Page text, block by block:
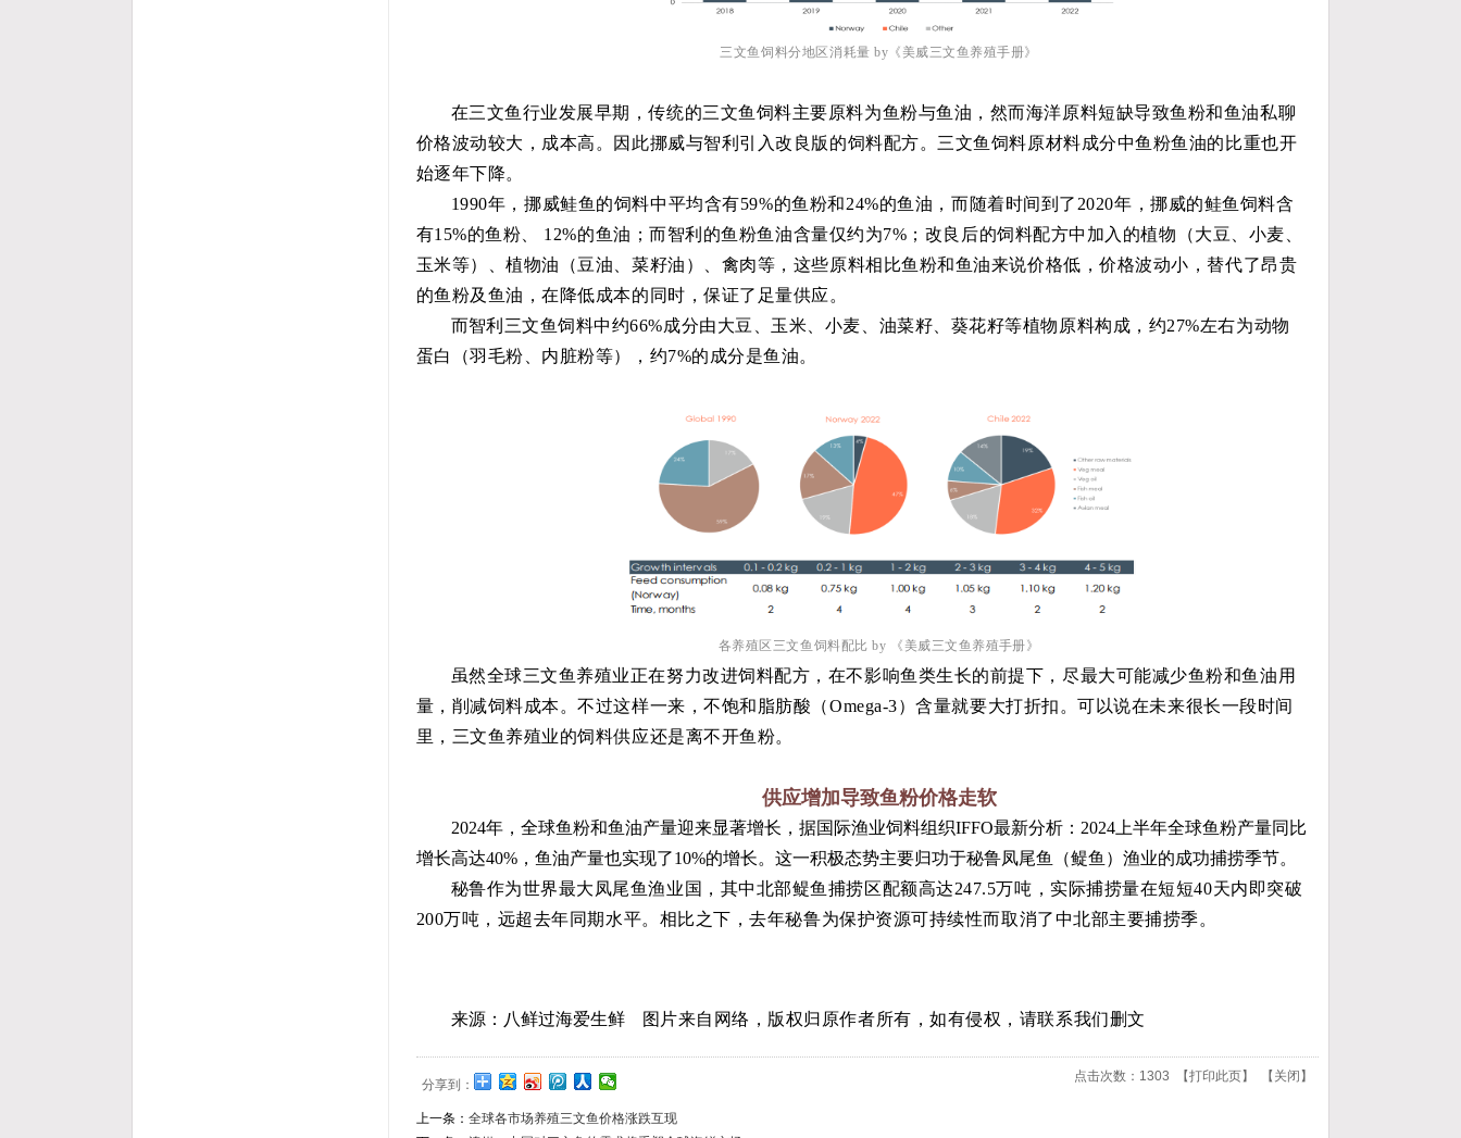
三文鱼饲料分地区消耗量 by 《美威三文鱼养殖手册》
在三文鱼行业发展早期，传统的三文鱼饲料主要原料为鱼粉与鱼油 ， 然而海洋原料短缺导致鱼粉和鱼油私聊
价格波动较大，成本高。因此挪威与智利引入改良版的饲料配方。三文鱼饲料原材料成分中鱼粉鱼油的比重也开
始逐年下降。
1990年，挪威鲑鱼的饲料中平均含有59%的鱼粉和24%的鱼油 ， 而随着时间到了2020年，挪威的鲑鱼饲料含
有15%的鱼粉、 12%的鱼油 ；而智利的鱼粉鱼油含量仅约为7%；改良后的饲料配方中加入的植物（大豆、小麦、
玉米等）、植物油（豆油、菜籽油）、禽肉等，这些原料相比鱼粉和鱼油来说价格低，价格波动小，替代了昂贵
的鱼粉及鱼油，在降低成本的同时，保证了足量供应。
而智利三文鱼饲料中约66%成分由大豆、玉米、小麦、油菜籽、葵花籽等植物原料构成，约27%左右为动物
蛋白（羽毛粉、内脏粉等），约7%的成分是鱼油。
各养殖区三文鱼饲料配比 by 《 美威三文鱼养殖手册》
虽然全球三文鱼养殖业正在努力改进饲料配方，在不影响鱼类生长的前提下，尽最大可能减少鱼粉和鱼油用
量，削减饲料成本。不过这样一来，不饱和脂肪酸（Omega-3）含量就要大打折扣。
可以说在未来很长一段时间
里，三文鱼养殖业的饲料供应还是离不开鱼粉。
供应增加导致鱼粉价格走软
2024年，全球鱼粉和鱼油产量迎来显著增长，据国际渔业饲料组织IFFO最新分析：2024上半年全球鱼粉产量同比
增长高达40%，鱼油产量也实现了10%的增长。这一积极态势主要归功于秘鲁凤尾鱼（鳀鱼）渔业的成功捕捞季节。
秘鲁作为世界最大凤尾鱼渔业国，其中北部鳀鱼捕捞区配额高达247.5万吨，实际捕捞量在短短40天内即突破
200万吨，远超去年同期水平。相比之下，去年秘鲁为保护资源可持续性而取消了中北部主要捕捞季。
来源： 八鲜过海爱生鲜 图片来自网络，版权归原作者所有，如有侵权，请联系我们删文
分享到：
点击次数： 1303 【打印此页】 【 关闭 】
上一条： 全球各市场养殖三文鱼价格涨跌互现